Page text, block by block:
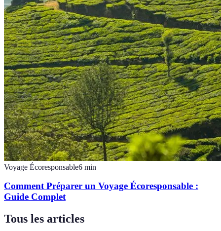
Voyage Écoresponsable6 min
Comment Préparer un Voyage Écoresponsable :
Guide Complet
Tous les articles